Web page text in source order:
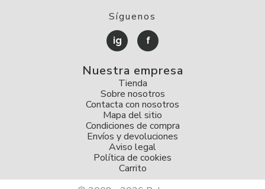
Síguenos
ig f
Nuestra empresa
Tienda
Sobre nosotros
Contacta con nosotros
Mapa del sitio
Condiciones de compra
Envíos y devoluciones
Aviso legal
Política de cookies
Carrito